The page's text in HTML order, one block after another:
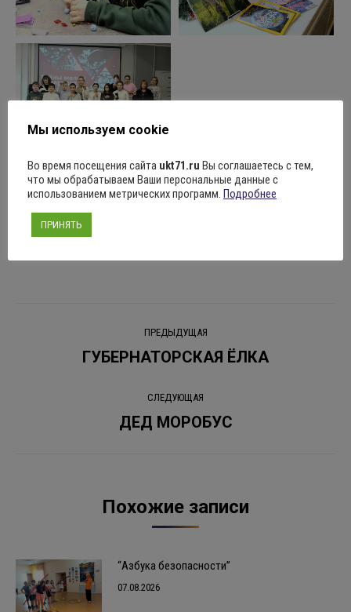
НавигацияПРЕДЫДУЩАЯ
Предыдущая
ГУБЕРНАТОРСКАЯ ЁЛКА
СЛЕДУЮЩАЯ
Следующая
ДЕД МОРОБУС
Похожие записи
“Азбука безопасности”
07.08.2026
Мы используем cookie
Во время посещения сайта ukt71.ru Вы соглашаетесь с тем,
что мы обрабатываем Ваши персональные данные с
использованием метрических программ. Подробнее
ПРИНЯТЬ